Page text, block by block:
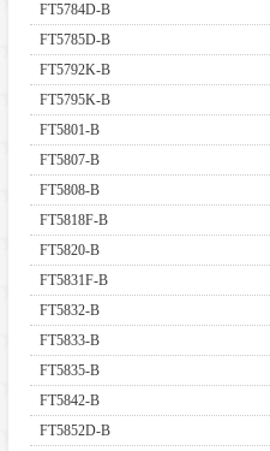
FT5784D-B
FT5785D-B
FT5792K-B
FT5795K-B
FT5801-B
FT5807-B
FT5808-B
FT5818F-B
FT5820-B
FT5831F-B
FT5832-B
FT5833-B
FT5835-B
FT5842-B
FT5852D-B